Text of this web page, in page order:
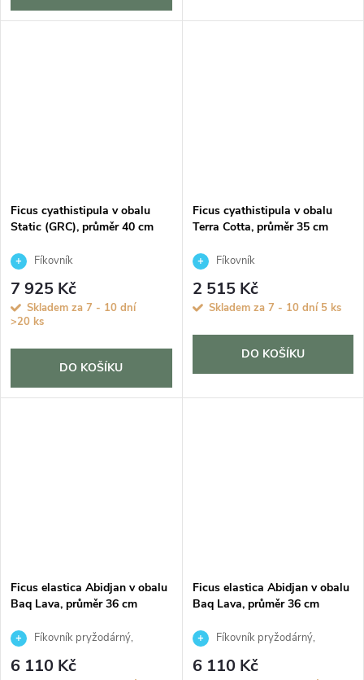
Ficus cyathistipula v obalu
Static (GRC), průměr 40 cm
Fíkovník
7 925 Kč
Skladem za 7 - 10 dní
>20 ks
DO KOŠÍKU
Ficus cyathistipula v obalu
Terra Cotta, průměr 35 cm
Fíkovník
2 515 Kč
Skladem za 7 - 10 dní 5 ks
DO KOŠÍKU
Ficus elastica Abidjan v obalu
Baq Lava, průměr 36 cm
Fíkovník pryžodárný,
Fíkovník, Gumovník
6 110 Kč
Ficus elastica Abidjan v obalu
Baq Lava, průměr 36 cm
Fíkovník pryžodárný,
Fíkovník, Gumovník
6 110 Kč